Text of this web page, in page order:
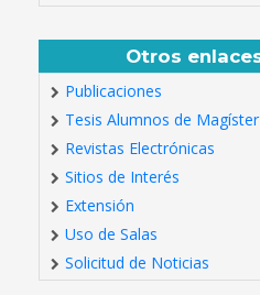
Otros
Publicaciones
Tesis Alumnos de Magíster
Revistas Electrónicas
Sitios de Interés
Extensión
Uso de Salas
Solicitud de Noticias